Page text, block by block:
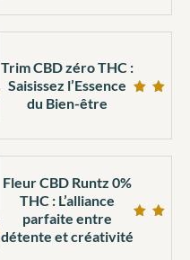
5
Trim CBD zéro THC :
Saisissez l’Essence
du Bien-être
Fleur CBD Runtz 0%
THC : L’alliance
parfaite entre
détente et créativité